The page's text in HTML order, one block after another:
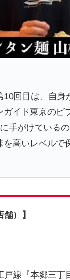
回目は、自身
ガイド東京のビ
手がけている
高いレベルで
）】
線『本郷三丁